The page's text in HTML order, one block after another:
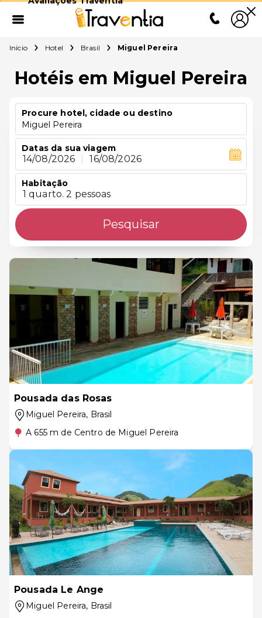
Início Hotel Brasil Miguel Pereira
Hotéis em Miguel Pereira
Procure hotel, cidade ou destino
Miguel Pereira
Datas da sua viagem
14/08/2026 16/08/2026
Habitação
1 quarto. 2 pessoas
Pesquisar
Pousada das Rosas
Miguel Pereira, Brasil
A 655 m de Centro de Miguel Pereira
Pousada Le Ange
Miguel Pereira, Brasil